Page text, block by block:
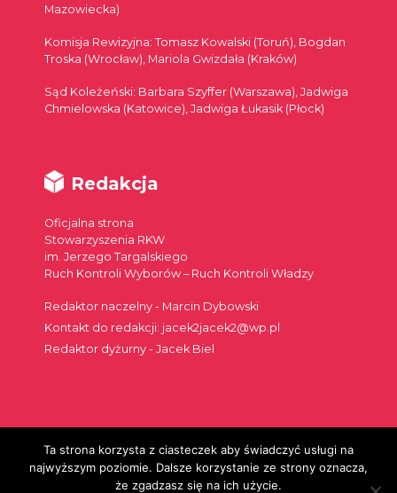
Mazowiecka)
Komisja Rewizyjna: Tomasz Kowalski (Toruń), Bogdan
Troska (Wrocław), Mariola Gwizdała (Kraków)
Sąd Koleżeński: Barbara Szyffer (Warszawa), Jadwiga
Chmielowska (Katowice), Jadwiga Łukasik (Płock)
Redakcja
Oficjalna strona
Stowarzyszenia RKW
im. Jerzego Targalskiego
Ruch Kontroli Wyborów – Ruch Kontroli Władzy
Redaktor naczelny - Marcin Dybowski
Kontakt do redakcji: jacek2jacek2@wp.pl
Redaktor dyżurny - Jacek Biel
Szukaj:
Ta strona korzysta z ciasteczek aby świadczyć usługi na
najwyższym poziomie. Dalsze korzystanie ze strony oznacza,
że zgadzasz się na ich użycie.